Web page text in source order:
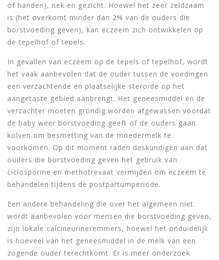
of handen), nek en gezicht. Hoewel het zeer zeldzaam
is (het overkomt minder dan 2% van de ouders die
borstvoeding geven), kan eczeem zich ontwikkelen op
de tepelhof of tepels.
In gevallen van eczeem op de tepels of tepelhof, wordt
het vaak aanbevolen dat de ouder tussen de voedingen
een verzachtende en plaatselijke steroïde op het
aangetaste gebied aanbrengt. Het geneesmiddel en de
verzachter moeten grondig worden afgewassen voordat
de baby weer borstvoeding geeft of de ouders gaan
kolven om besmetting van de moedermelk te
voorkomen. Op dit moment raden deskundigen aan dat
ouders die borstvoeding geven het gebruik van
ciclosporine en methotrexaat vermijden om eczeem te
behandelen tijdens de postpartumperiode.
Een andere behandeling die over het algemeen niet
wordt aanbevolen voor mensen die borstvoeding geven,
zijn lokale calcineurineremmers, hoewel het onduidelijk
is hoeveel van het geneesmiddel in de melk van een
zogende ouder terechtkomt. Er is meer onderzoek